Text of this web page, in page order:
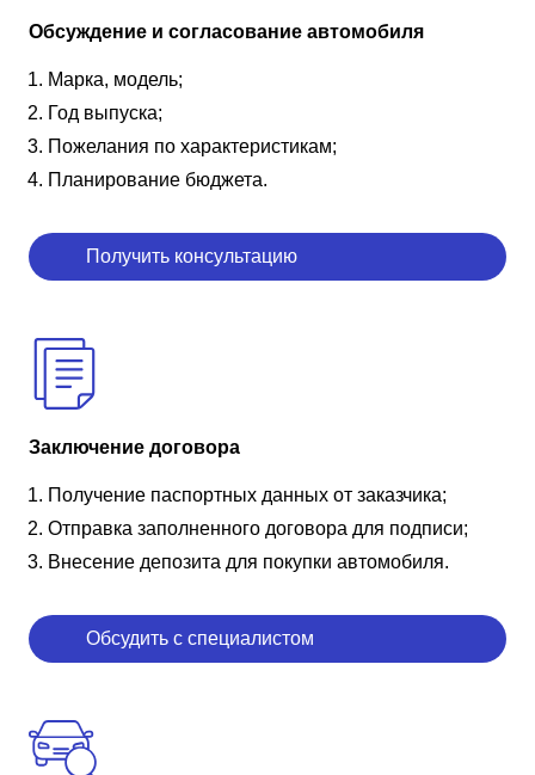
Обсуждение и согласование автомобиля
Марка, модель;
Год выпуска;
Пожелания по характеристикам;
Планирование бюджета.
Получить консультацию
Заключение договора
Получение паспортных данных от заказчика;
Отправка заполненного договора для подписи;
Внесение депозита для покупки автомобиля.
Обсудить с специалистом